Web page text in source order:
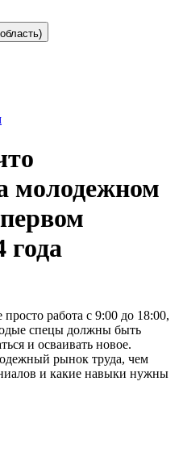
молодежном
года
работа с 9:00 до 18:00,
спецы должны быть
и осваивать новое.
рынок труда, чем
и какие навыки нужны